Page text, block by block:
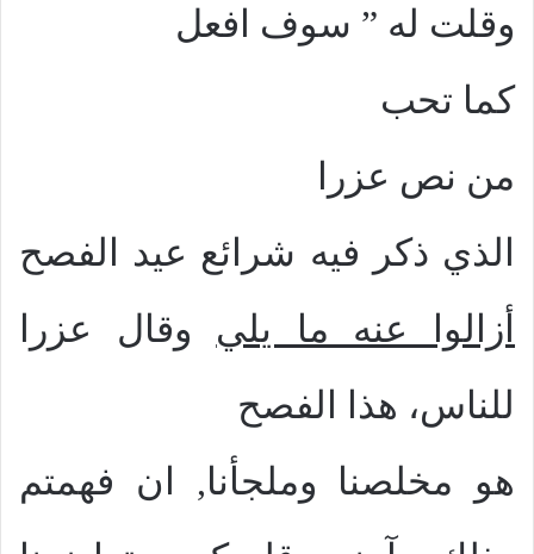
وقلت له ” سوف افعل
كما تحب
من نص عزرا
الذي ذكر فيه شرائع عيد الفصح
أزالوا عنه ما يلي وقال عزرا
للناس، هذا الفصح
هو مخلصنا وملجأنا,
ان فهمتم